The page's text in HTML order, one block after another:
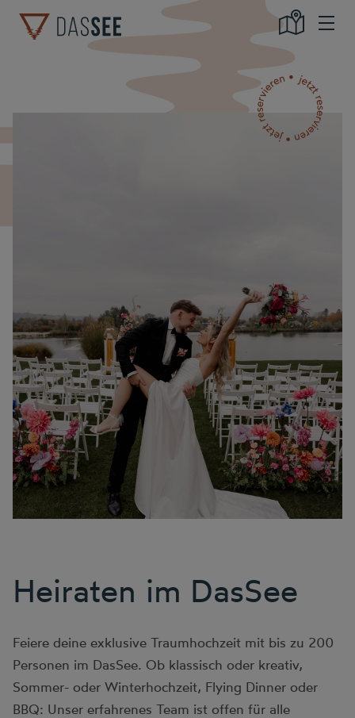
Heiraten im DasSee
Feiere deine exklusive Traumhochzeit mit bis zu 200
Personen im DasSee. Ob klassisch oder kreativ,
Sommer- oder Winterhochzeit, Flying Dinner oder
BBQ: Unser erfahrenes Team ist offen für alle